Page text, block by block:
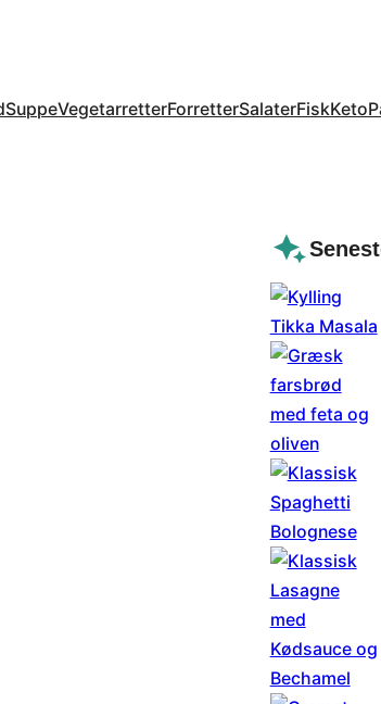
SuppeVegetarretterForretterSalaterFiskKeto